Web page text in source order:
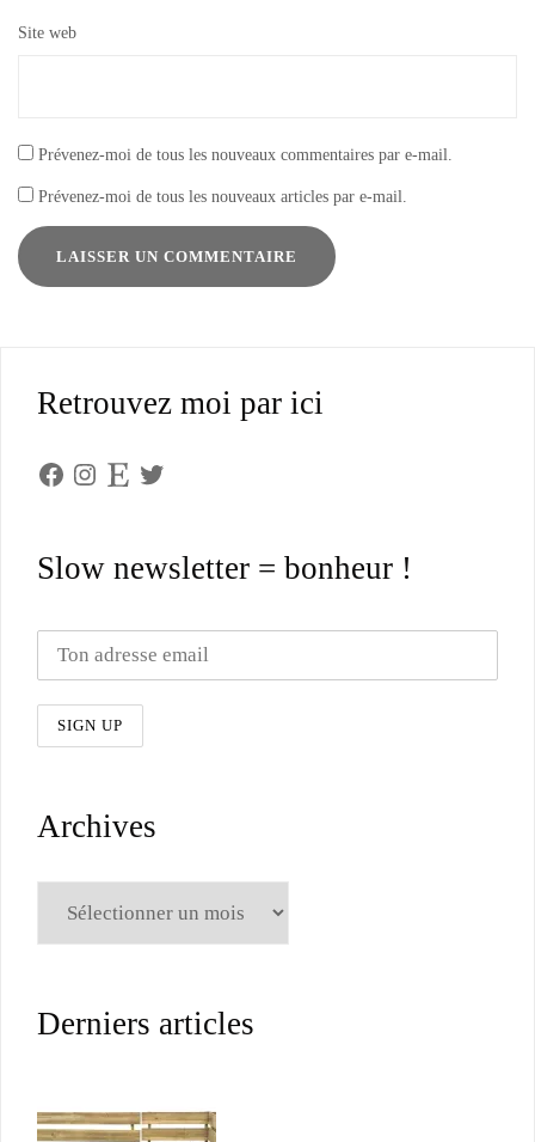
Site web
Prévenez-moi de tous les nouveaux commentaires par e-mail.
Prévenez-moi de tous les nouveaux articles par e-mail.
Retrouvez moi par ici
Facebook
Instagram
Etsy Twitter
Slow newsletter = bonheur !
Archives
Derniers articles